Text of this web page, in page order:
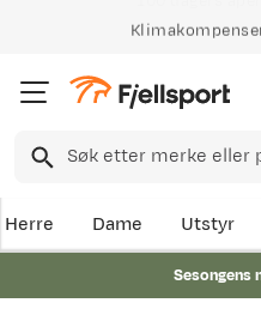
Herre Dame Utstyr
Sesongens